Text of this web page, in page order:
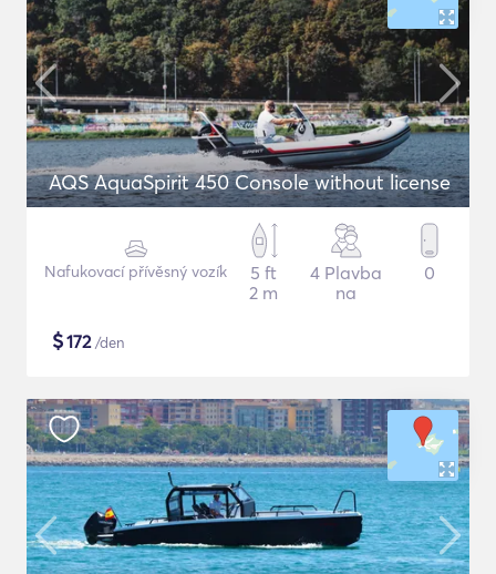
AQS AquaSpirit 450 Console without license
Nafukovací přívěsný vozík
5 ft
2 m
4 Plavba
na
0
$172/den